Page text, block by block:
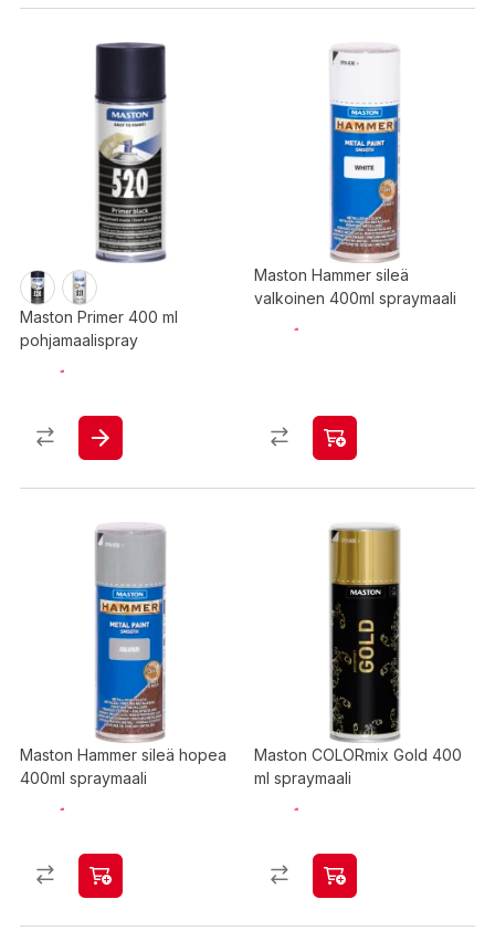
Maston Primer 400 ml
pohjamaalispray
Maston Hammer sileä
valkoinen 400ml spraymaali
Maston Hammer sileä hopea
400ml spraymaali
Maston COLORmix Gold 400
ml spraymaali